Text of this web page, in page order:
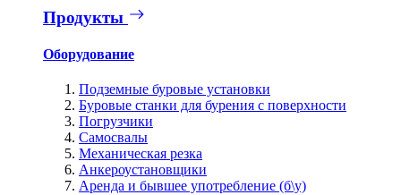
Продукты
Оборудование
Подземные буровые установки
Буровые станки для бурения с поверхности
Погрузчики
Самосвалы
Механическая резка
Анкероустановщики
Аренда и бывшее употребление (б\у)